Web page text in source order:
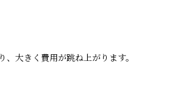
、大きく費用が跳ね上がります。